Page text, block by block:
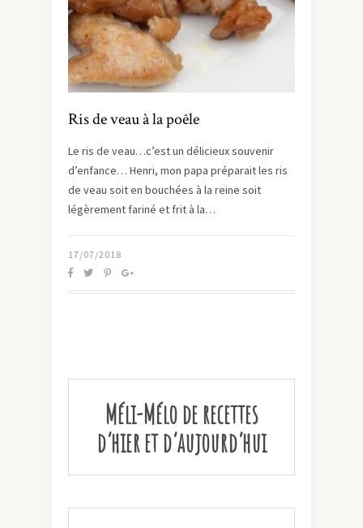
Ris de veau à la poêle
Le ris de veau…c’est un délicieux souvenir
d’enfance… Henri, mon papa préparait les ris
de veau soit en bouchées à la reine soit
légèrement fariné et frit à la…
17/07/2018
Méli-Mélo de recettes
d’hier et d’aujourd’hui